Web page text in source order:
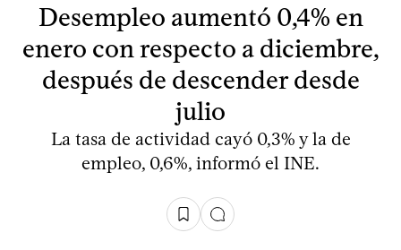
Desempleo aumentó 0,4% en
enero con respecto a diciembre,
después de descender desde
julio
La tasa de actividad cayó 0,3% y la de
empleo, 0,6%, informó el INE.